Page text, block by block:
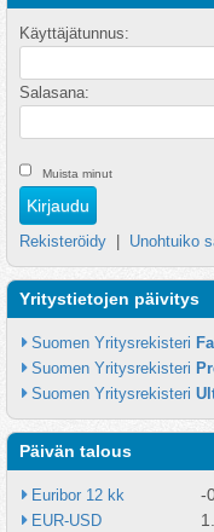
Käyttäjätunnus:
Salasana:
Muista minut
Rekisteröidy Unohtuiko
Yritystietojen päivitys
Suomen Yritysrekisteri
Suomen Yritysrekisteri
Suomen Yritysrekisteri
Päivän talous
Euribor 12 kk -
EUR-USD